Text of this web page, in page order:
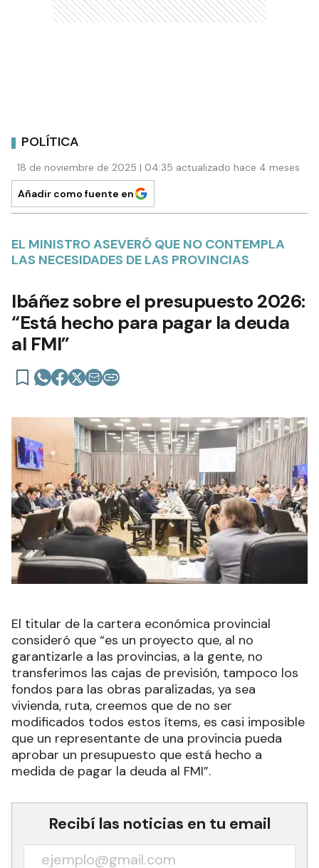
POLÍTICA
18 de noviembre de 2025 | 04:35 actualizado hace 4 meses
Añadir como fuente en
EL MINISTRO ASEVERÓ QUE NO CONTEMPLA
LAS NECESIDADES DE LAS PROVINCIAS
Ibáñez sobre el presupuesto 2026:
“Está hecho para pagar la deuda
al FMI”
El titular de la cartera económica provincial
consideró que “es un proyecto que, al no
garantizarle a las provincias, a la gente, no
transferimos las cajas de previsión, tampoco los
fondos para las obras paralizadas, ya sea
vivienda, ruta, creemos que de no ser
modificados todos estos ítems, es casi imposible
que un representante de una provincia pueda
aprobar un presupuesto que está hecho a
medida de pagar la deuda al FMI”.
Recibí las noticias en tu email